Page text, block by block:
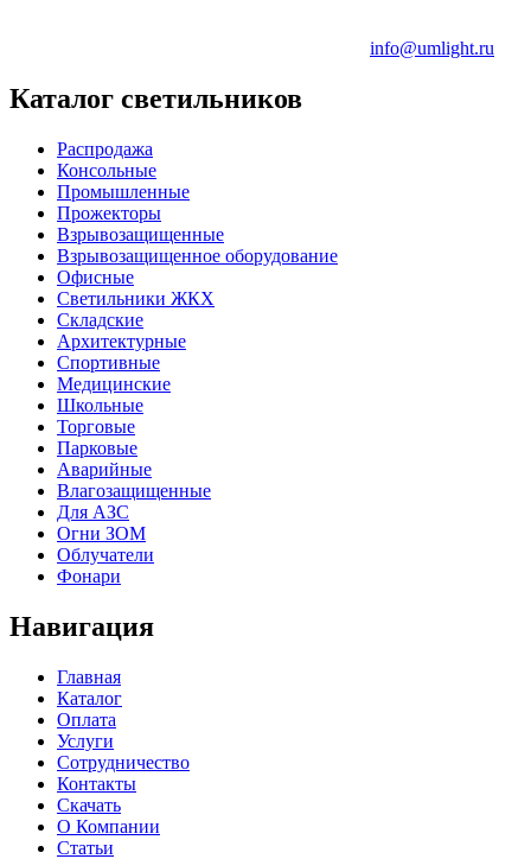
info@umlight.ru
Каталог светильников
Распродажа
Консольные
Промышленные
Прожекторы
Взрывозащищенные
Взрывозащищенное оборудование
Офисные
Cветильники ЖКХ
Складские
Архитектурные
Спортивные
Медицинские
Школьные
Торговые
Парковые
Аварийные
Влагозащищенные
Для АЗС
Огни ЗОМ
Облучатели
Фонари
Навигация
Главная
Каталог
Оплата
Услуги
Сотрудничество
Контакты
Скачать
О Компании
Статьи